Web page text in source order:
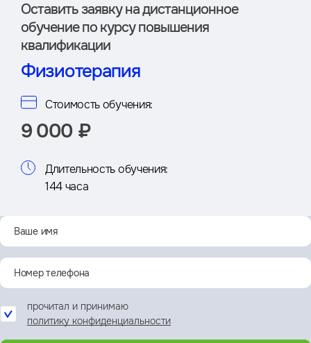
Оставить заявку на дистан­ционное
обучение по курсу повышения
квалификации
Физиотерапия
Стоимость обучения:
9 000 ₽
Длительность обучения:
144 часа
прочитал и принимаю
политику конфиденциальности